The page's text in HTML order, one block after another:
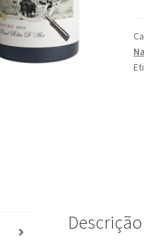
Descrição